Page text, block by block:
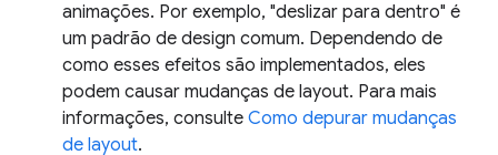
animações. Por exemplo, "deslizar para dentro" é
um padrão de design comum. Dependendo de
como esses efeitos são implementados, eles
podem causar mudanças de layout. Para mais
informações, consulte Como depurar mudanças
de layout.